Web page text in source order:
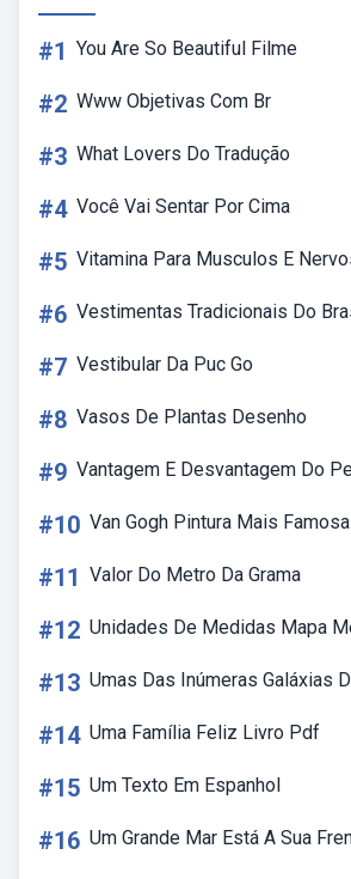
#1 You Are So Beautiful Filme
#2 Www Objetivas Com Br
#3 What Lovers Do Tradução
#4 Você Vai Sentar Por Cima
#5 Vitamina Para Musculos E
#6 Vestimentas Tradicionais Do
#7 Vestibular Da Puc Go
#8 Vasos De Plantas Desenho
#9 Vantagem E Desvantagem Do
#10 Van Gogh Pintura Mais Famosa
#11 Valor Do Metro Da Grama
#12 Unidades De Medidas Mapa
#13 Umas Das Inúmeras Galáxias
#14 Uma Família Feliz Livro Pdf
#15 Um Texto Em Espanhol
#16 Um Grande Mar Está A Sua